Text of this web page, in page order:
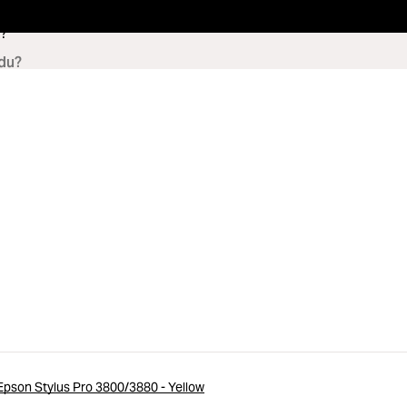
Stylus Pro 3800/3880 - Yellow